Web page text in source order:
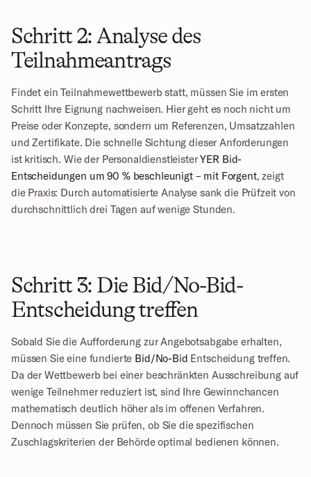
Schritt 2: Analyse des
Teilnahmeantrags
Findet ein Teilnahmewettbewerb statt, müssen Sie im ersten
Schritt Ihre Eignung nachweisen. Hier geht es noch nicht um
Preise oder Konzepte, sondern um Referenzen, Umsatzzahlen
und Zertifikate. Die schnelle Sichtung dieser Anforderungen
ist kritisch. Wie der Personaldienstleister YER Bid-
Entscheidungen um 90 % beschleunigt – mit Forgent, zeigt
die Praxis: Durch automatisierte Analyse sank die Prüfzeit von
durchschnittlich drei Tagen auf wenige Stunden.
Schritt 3: Die Bid/No-Bid-
Entscheidung treffen
Sobald Sie die Aufforderung zur Angebotsabgabe erhalten,
müssen Sie eine fundierte Bid/No-Bid Entscheidung treffen.
Da der Wettbewerb bei einer beschränkten Ausschreibung auf
wenige Teilnehmer reduziert ist, sind Ihre Gewinnchancen
mathematisch deutlich höher als im offenen Verfahren.
Dennoch müssen Sie prüfen, ob Sie die spezifischen
Zuschlagskriterien der Behörde optimal bedienen können.